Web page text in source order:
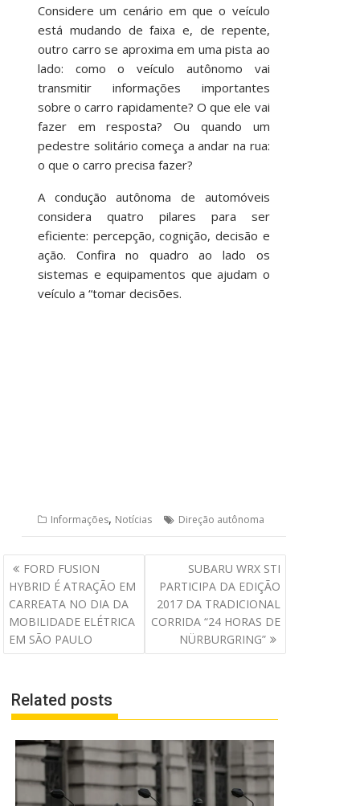
Considere um cenário em que o veículo
está mudando de faixa e, de repente,
outro carro se aproxima em uma pista ao
lado: como o veículo autônomo vai
transmitir informações importantes
sobre o carro rapidamente? O que ele vai
fazer em resposta? Ou quando um
pedestre solitário começa a andar na rua:
o que o carro precisa fazer?
A condução autônoma de automóveis
considera quatro pilares para ser
eficiente: percepção, cognição, decisão e
ação. Confira no quadro ao lado os
sistemas e equipamentos que ajudam o
veículo a “tomar decisões.
Informações, Notícias Direção autônoma
Navegação
de
Post
FORD FUSION
HYBRID É ATRAÇÃO EM
CARREATA NO DIA DA
MOBILIDADE ELÉTRICA
EM SÃO PAULO
SUBARU WRX STI
PARTICIPA DA EDIÇÃO
2017 DA TRADICIONAL
CORRIDA “24 HORAS DE
NÜRBURGRING”
Related posts